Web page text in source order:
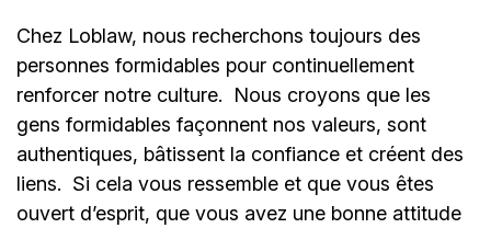
Chez Loblaw, nous recherchons toujours des
personnes formidables pour continuellement
renforcer notre culture. Nous croyons que les
gens formidables façonnent nos valeurs, sont
authentiques, bâtissent la confiance et créent des
liens. Si cela vous ressemble et que vous êtes
ouvert d’esprit, que vous avez une bonne attitude